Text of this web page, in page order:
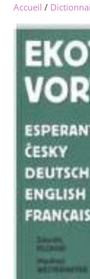
Accueil /